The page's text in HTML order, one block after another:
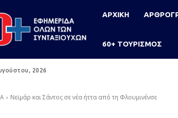
ΑΡΧΙΚΗ
60+ ΤΟΥΡΙΣΜΟΣ
2026
Νεϊμάρ και Σάντος σε νέα ήττα από τη Φλουμινένσε